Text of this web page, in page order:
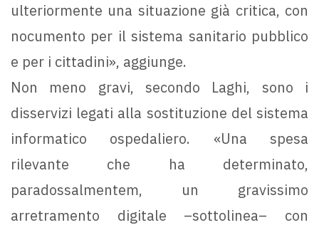
ulteriormente una situazione già critica, con
nocumento per il sistema sanitario pubblico
e per i cittadini», aggiunge.
Non meno gravi, secondo Laghi, sono i
disservizi legati alla sostituzione del sistema
informatico ospedaliero. «Una spesa
rilevante che ha determinato,
paradossalmentem, un gravissimo
arretramento digitale –sottolinea– con